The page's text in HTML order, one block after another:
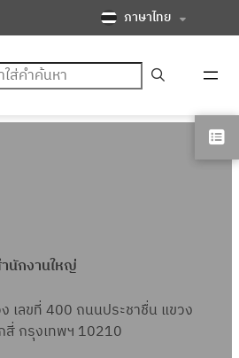
ภาษาไทย
นักงานใหญ่
เลขที่ 400 ถนนประชาชื่น แขวง
สี่ กรุงเทพฯ 10210